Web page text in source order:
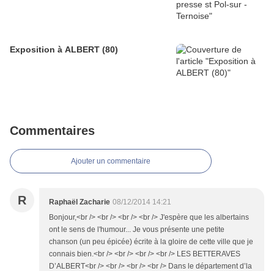
Exposition à ALBERT (80)
Commentaires
Ajouter un commentaire
R Raphaël Zacharie 08/12/2014 14:21
Bonjour,<br /> <br /> <br /> <br /> J'espère que les albertains
ont le sens de l'humour... Je vous présente une petite
chanson (un peu épicée) écrite à la gloire de cette ville que je
connais bien.<br /> <br /> <br /> <br /> LES BETTERAVES
D’ALBERT<br /> <br /> <br /> <br /> Dans le département d’la